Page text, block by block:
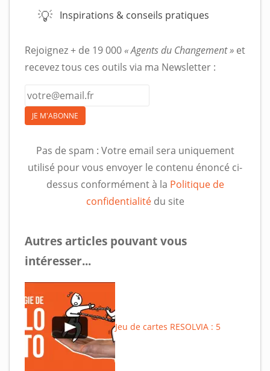
💡 Inspirations & conseils pratiques
Rejoignez + de 19 000 « Agents du Changement » et
recevez tous ces outils via ma Newsletter :
JE M'ABONNE
Pas de spam : Votre email sera uniquement
utilisé pour vous envoyer le contenu énoncé ci-
dessus conformément à la Politique de
confidentialitédu site
Autres articles pouvant vous
intéresser...
Jeu de cartes RESOLVIA : 5